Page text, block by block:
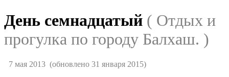
День семнадцатый ( Отдых и
прогулка по городу Балхаш. )
7 мая 2013(обновлено 31 января 2015)